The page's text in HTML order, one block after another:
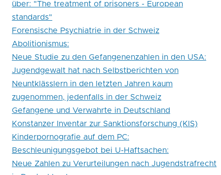
über: "The treatment of prisoners - European
standards"
Forensische Psychiatrie in der Schweiz
Abolitionismus:
Neue Studie zu den Gefangenenzahlen in den USA:
Jugendgewalt hat nach Selbstberichten von
Neuntklässlern in den letzten Jahren kaum
zugenommen, jedenfalls in der Schweiz
Gefangene und Verwahrte in Deutschland
Konstanzer Inventar zur Sanktionsforschung (KIS)
Kinderpornografie auf dem PC:
Beschleunigungsgebot bei U-Haftsachen:
Neue Zahlen zu Verurteilungen nach Jugendstrafrecht